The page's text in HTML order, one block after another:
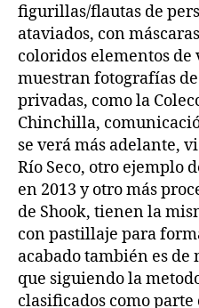
figurillas/flautas de
ataviados, con
coloridos elementos de
muestran fotografías
privadas, como la
Chinchilla,
se verá más adelante,
Río Seco, otro ejemplo
en 2013 y otro más
de Shook, tienen la
con pastillaje para
acabado también es
que siguiendo la
clasificados como